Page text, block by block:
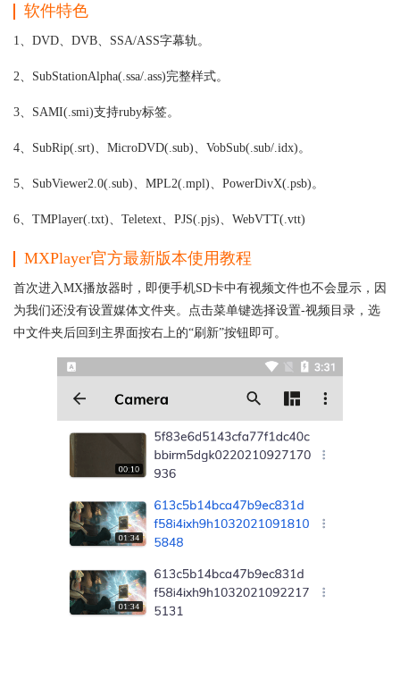
软件特色
1、DVD、DVB、SSA/ASS字幕轨。
2、SubStationAlpha(.ssa/.ass)完整样式。
3、SAMI(.smi)支持ruby标签。
4、SubRip(.srt)、MicroDVD(.sub)、VobSub(.sub/.idx)。
5、SubViewer2.0(.sub)、MPL2(.mpl)、PowerDivX(.psb)。
6、TMPlayer(.txt)、Teletext、PJS(.pjs)、WebVTT(.vtt)
MXPlayer官方最新版本使用教程
首次进入MX播放器时，即便手机SD卡中有视频文件也不会显示，因
为我们还没有设置媒体文件夹。点击菜单键选择设置-视频目录，选
中文件夹后回到主界面按右上的“刷新”按钮即可。